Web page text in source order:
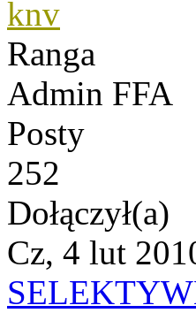
knv
Ranga
Admin FFA
Posty
252
Dołączył(a)
Cz, 4 lut